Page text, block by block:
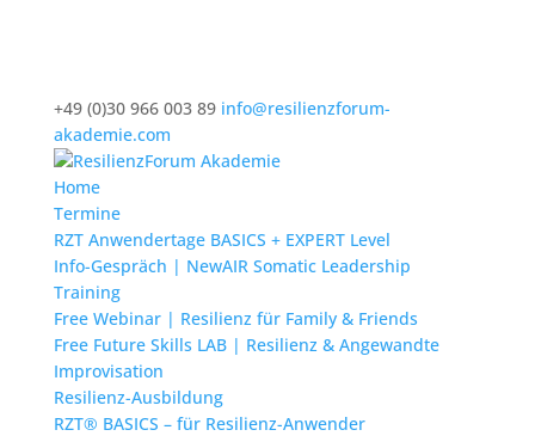
+49 (0)30 966 003 89 info@resilienzforum-
akademie.com
Home
Termine
RZT Anwendertage BASICS + EXPERT Level
Info-Gespräch | NewAIR Somatic Leadership
Training
Free Webinar | Resilienz für Family & Friends
Free Future Skills LAB | Resilienz & Angewandte
Improvisation
Resilienz-Ausbildung
RZT® BASICS – für Resilienz-Anwender